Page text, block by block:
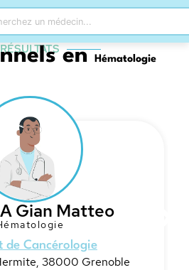
RÉSULTATS enHématologie
Gian Matteo
de Cancérologie
38000 Grenoble